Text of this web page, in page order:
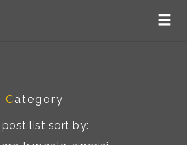
Category
post list sort by: